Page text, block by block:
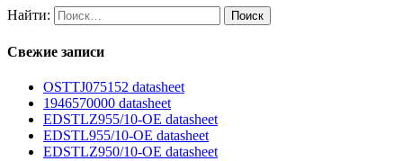
Найти:
Свежие записи
OSTTJ075152 datasheet
1946570000 datasheet
EDSTLZ955/10-OE datasheet
EDSTL955/10-OE datasheet
EDSTLZ950/10-OE datasheet